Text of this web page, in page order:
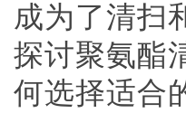
成为了清扫
探讨聚氨酯
何选择适合